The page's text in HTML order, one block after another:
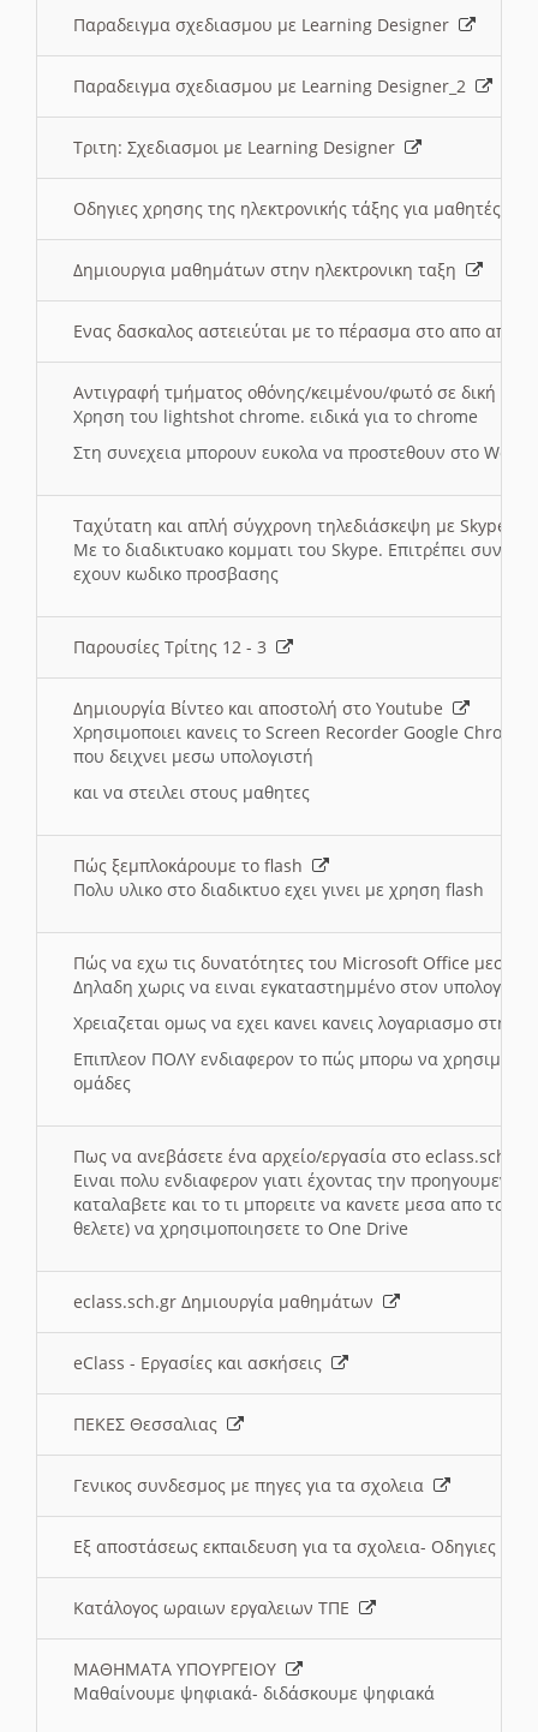
Παραδειγμα σχεδιασμου με Learning Designer
Παραδειγμα σχεδιασμου με Learning Designer_2
Τριτη: Σχεδιασμοι με Learning Designer
Οδηγιες χρησης της ηλεκτρονικής τάξης για μαθητές
Δημιουργια μαθημάτων στην ηλεκτρονικη ταξη
Ενας δασκαλος αστειεύται με το πέρασμα στο απο
Αντιγραφή τμήματος οθόνης/κειμένου/φωτό σε δική
Χρηση του lightshot chrome. ειδικά για το chrome
Στη συνεχεια μπορουν ευκολα να προστεθουν στο Word
Ταχύτατη και απλή σύγχρονη τηλεδιάσκεψη με Skype
Με το διαδικτυακο κομματι του Skype. Επιτρέπει
εχουν κωδικο προσβασης
Παρουσίες Τρίτης 12 - 3
Δημιουργία Βίντεο και αποστολή στο Youtube
Χρησιμοποιει κανεις το Screen Recorder Google Chrome
που δειχνει μεσω υπολογιστή
και να στειλει στους μαθητες
Πώς ξεμπλοκάρουμε το flash
Πολυ υλικο στο διαδικτυο εχει γινει με χρηση flash
Πώς να εχω τις δυνατότητες του Microsoft Office μεσω
Δηλαδη χωρις να ειναι εγκαταστημμένο στον
Χρειαζεται ομως να εχει κανει κανεις λογαριασμο στη
Επιπλεον ΠΟΛΥ ενδιαφερον το πώς μπορω να
ομάδες
Πως να ανεβάσετε ένα αρχείο/εργασία στο eclass.sch.gr
Ειναι πολυ ενδιαφερον γιατι έχοντας την
καταλαβετε και το τι μπορειτε να κανετε μεσα απο το
θελετε) να χρησιμοποιησετε το One Drive
eclass.sch.gr Δημιουργία μαθημάτων
eClass - Εργασίες και ασκήσεις
ΠΕΚΕΣ Θεσσαλιας
Γενικος συνδεσμος με πηγες για τα σχολεια
Εξ αποστάσεως εκπαιδευση για τα σχολεια- Οδηγιες
Κατάλογος ωραιων εργαλειων ΤΠΕ
ΜΑΘΗΜΑΤΑ ΥΠΟΥΡΓΕΙΟΥ
Μαθαίνουμε ψηφιακά- διδάσκουμε ψηφιακά